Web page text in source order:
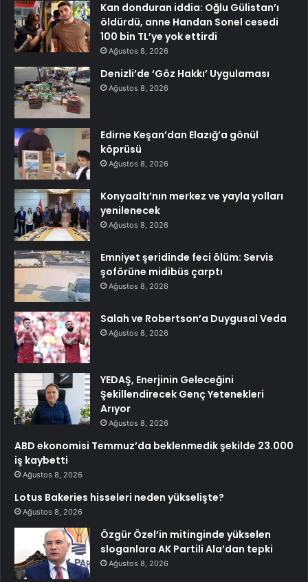
Kan donduran iddia: Oğlu Gülistan’ı
öldürdü, anne Handan Sonel cesedi
100 bin TL’ye yok ettirdi
Ağustos 8, 2026
Denizli’de ‘Göz Hakkı’ Uygulaması
Ağustos 8, 2026
Edirne Keşan’dan Elazığ’a gönül
köprüsü
Ağustos 8, 2026
Konyaaltı’nın merkez ve yayla yolları
yenilenecek
Ağustos 8, 2026
Emniyet şeridinde feci ölüm: Servis
şoförüne midibüs çarptı
Ağustos 8, 2026
Salah ve Robertson’a Duygusal Veda
Ağustos 8, 2026
YEDAŞ, Enerjinin Geleceğini
Şekillendirecek Genç Yetenekleri
Arıyor
Ağustos 8, 2026
ABD ekonomisi Temmuz’da beklenmedik şekilde 23.000
iş kaybetti
Ağustos 8, 2026
Lotus Bakeries hisseleri neden yükselişte?
Ağustos 8, 2026
Özgür Özel’in mitinginde yükselen
sloganlara AK Partili Ala’dan tepki
Ağustos 8, 2026